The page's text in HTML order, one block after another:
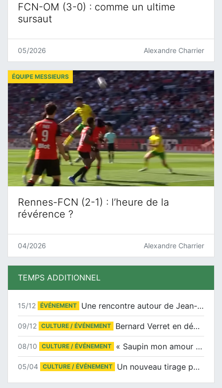
FCN-OM (3-0) : comme un ultime
sursaut
05/2026 Alexandre Charrier
Rennes-FCN (2-1) : l’heure de la
révérence ?
ÉQUIPE MESSIEURS
04/2026 Alexandre Charrier
TEMPS ADDITIONNEL
15/12 ÉVÉNEMENT Une rencontre autour de Jean-Claude Suaudeau
09/12 CULTURE / ÉVÉNEMENT Bernard Verret en dédicaces le samedi 13 décembre à l’Espace Culturel Atlantis
08/10 CULTURE / ÉVÉNEMENT « Saupin mon amour » au salon du livre de Trentemoult
05/04 CULTURE / ÉVÉNEMENT Un nouveau tirage pour le Docu-BD